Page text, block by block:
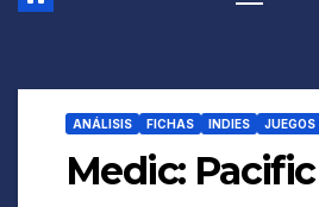
ANÁLISIS FICHAS INDIES JUEGOS
Medic: